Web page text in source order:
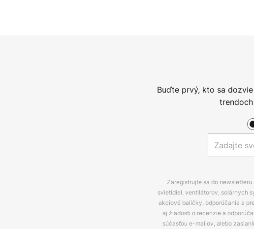
Buďte prvý, kto sa
Zaregistrujte sa do
svietidiel, ventilátorov, solárnych
akciové balíčky, odporúčania a
aj žiadosti o recenzie a
súčasťou e-mailov, alebo